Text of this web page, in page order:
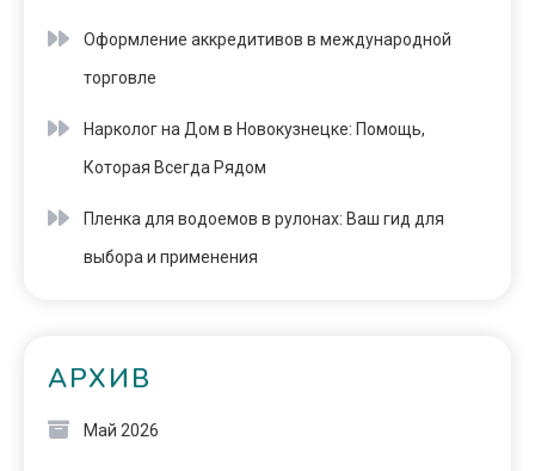
Оформление аккредитивов в международной
торговле
Нарколог на Дом в Новокузнецке: Помощь,
Которая Всегда Рядом
Пленка для водоемов в рулонах: Ваш гид для
выбора и применения
АРХИВ
Май 2026